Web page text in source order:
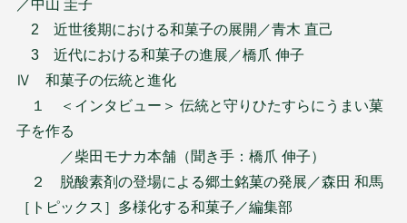
／中山 圭子
2 近世後期における和菓子の展開／青木 直己
3 近代における和菓子の進展／橋爪 伸子
Ⅳ 和菓子の伝統と進化
１ ＜インタビュー＞ 伝統と守りひたすらにうまい菓
子を作る
／柴田モナカ本舗（聞き手：橋爪 伸子）
２ 脱酸素剤の登場による郷土銘菓の発展／森田 和馬
［トピックス］多様化する和菓子／編集部